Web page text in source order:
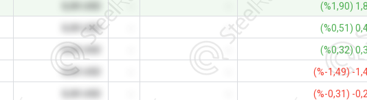
(%1,90)
0,00 USD -
(%0,51)
0,00 USD
(%0,32)
0,00 USD
(%-1,49) -
(%-0,31) -